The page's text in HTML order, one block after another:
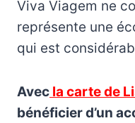
Viva Viagem ne
représente une
qui est
Avec la carte de
bénéficier d’un